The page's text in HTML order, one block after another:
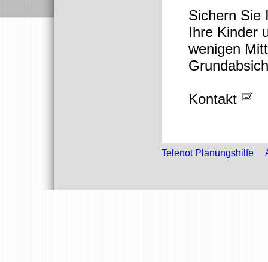
Sichern Sie
Ihre Kinder
wenigen
Kontakt
Telenot Planungshilfe